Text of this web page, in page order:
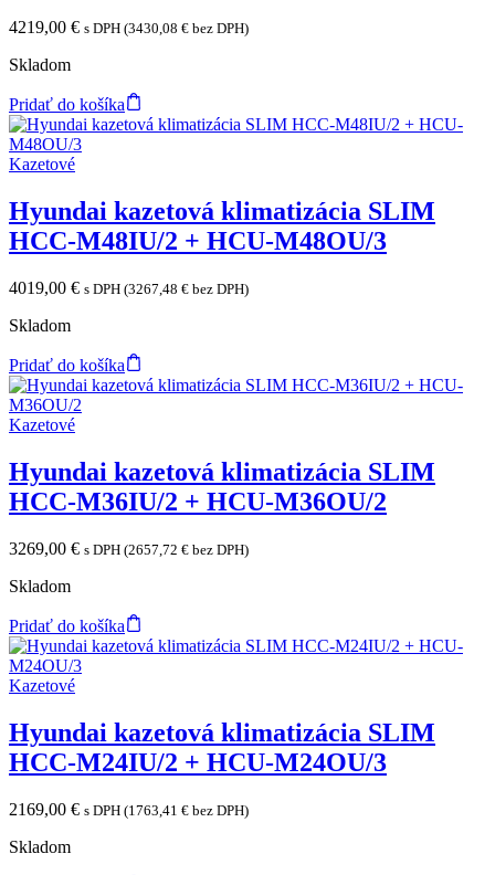
4219,00 € s DPH (3430,08 € bez DPH)
Skladom
Pridať do košíka
Kazetové
Hyundai kazetová klimatizácia SLIM
HCC-M48IU/2 + HCU-M48OU/3
4019,00 € s DPH (3267,48 € bez DPH)
Skladom
Pridať do košíka
Kazetové
Hyundai kazetová klimatizácia SLIM
HCC-M36IU/2 + HCU-M36OU/2
3269,00 € s DPH (2657,72 € bez DPH)
Skladom
Pridať do košíka
Kazetové
Hyundai kazetová klimatizácia SLIM
HCC-M24IU/2 + HCU-M24OU/3
2169,00 € s DPH (1763,41 € bez DPH)
Skladom